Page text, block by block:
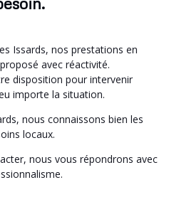
Issards, nos prestations en
avec réactivité.
disposition pour intervenir
importe la situation.
nous connaissons bien les
locaux.
nous vous répondrons avec